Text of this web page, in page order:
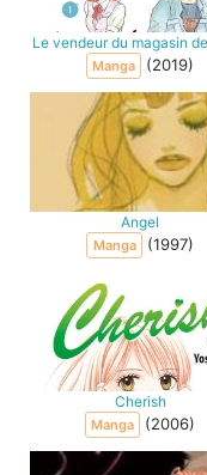
Le vendeur du magasin
Manga (2019)
Angel
Manga (1997)
Cherish
Manga (2006)